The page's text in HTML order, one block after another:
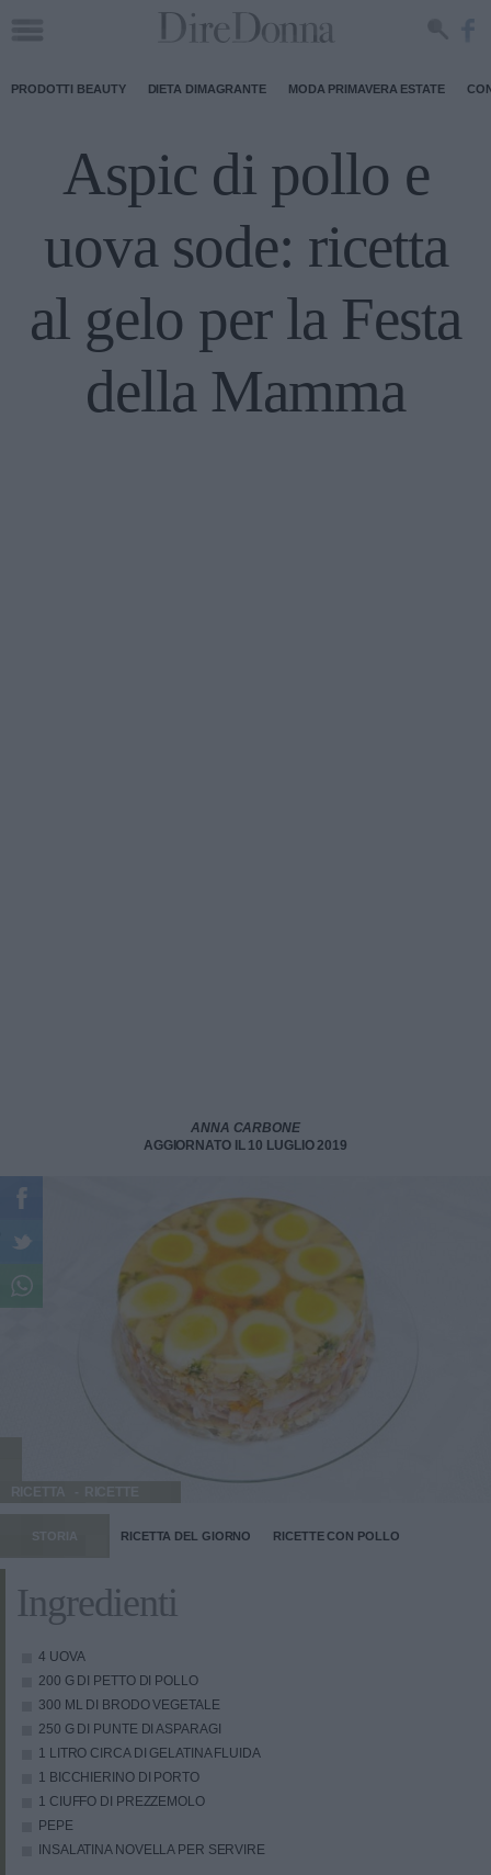
PRODOTTI BEAUTY DIETA DIMAGRANTE MODA PRIMAVERA ESTATE
Aspic di pollo e
uova sode: ricetta
al gelo per la Festa
della Mamma
ANNA CARBONE
AGGIORNATO IL 10 LUGLIO 2019
RICETTA
STORIA RICETTA DEL GIORNO RICETTE CON POLLO
Ingredienti
4 UOVA
200 G DI PETTO DI POLLO
300 ML DI BRODO VEGETALE
250 G DI PUNTE DI ASPARAGI
1 LITRO CIRCA DI GELATINA FLUIDA
1 BICCHIERINO DI PORTO
1 CIUFFO DI PREZZEMOLO
PEPE
INSALATINA NOVELLA PER SERVIRE